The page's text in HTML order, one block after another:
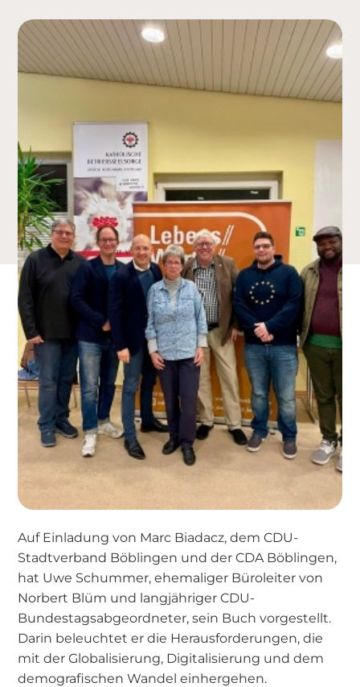
Auf Einladung von Marc Biadacz, dem CDU-
Stadtverband Böblingen und der CDA Böblingen,
hat Uwe Schummer, ehemaliger Büroleiter von
Norbert Blüm und langjähriger CDU-
Bundestagsabgeordneter, sein Buch vorgestellt.
Darin beleuchtet er die Herausforderungen, die
mit der Globalisierung, Digitalisierung und dem
demografischen Wandel einhergehen.